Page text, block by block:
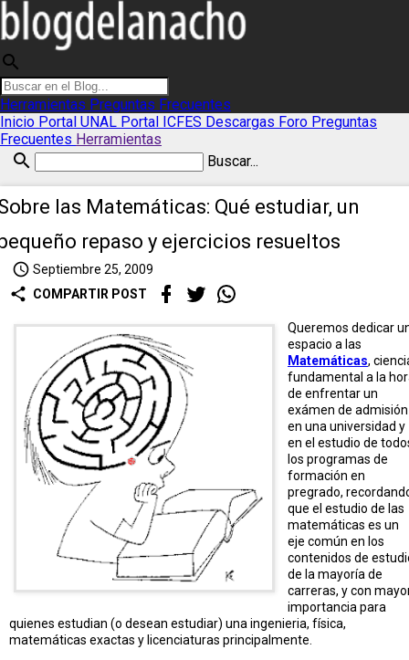
search
Herramientas Preguntas Frecuentes
Inicio Portal UNAL Portal ICFES Descargas Foro Preguntas
Frecuentes Herramientas
search Buscar...
las Matemáticas: Qué estudiar, un
repaso y ejercicios resueltos
access_time Septiembre 25, 2009
share COMPARTIR POST
Queremos dedicar
espacio a las
Matemáticas,
fundamental a la
de enfrentar un
exámen de admisión
en una universidad y
en el estudio de
los programas de
formación en
pregrado,
que el estudio de las
matemáticas es un
eje común en los
contenidos de
de la mayoría de
carreras, y con
importancia para
quienes estudian (o desean estudiar) una ingenieria, física,
matemáticas exactas y licenciaturas principalmente.